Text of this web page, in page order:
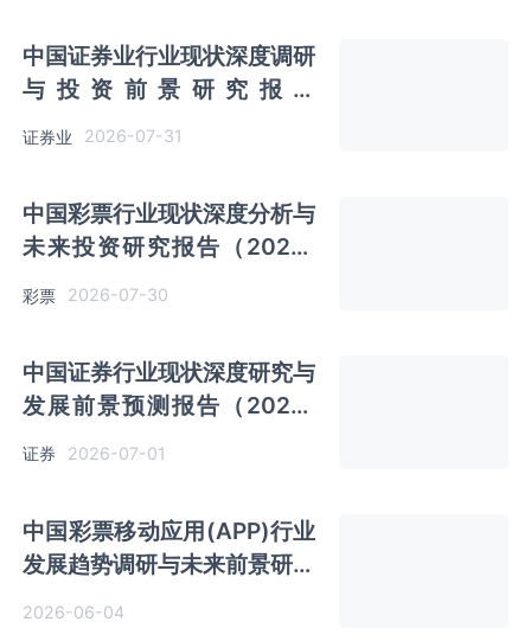
中国证券业行业现状深度调研
与投资前景研究报告
证券业 2026-07-31
中国彩票行业现状深度分析与
未来投资研究报告（2026-
彩票 2026-07-30
中国证券行业现状深度研究与
发展前景预测报告（2026-
2033年）
证券 2026-07-01
中国彩票移动应用(APP)行业
发展趋势调研与未来前景研究
2026-06-04